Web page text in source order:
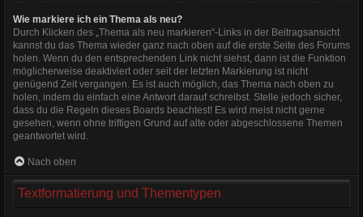
Wie markiere ich ein Thema als neu?
Durch Klicken des „Thema als neu markieren“-Links in der Beitragsansicht
kannst du das Thema wieder ganz nach oben auf die erste Seite des Forums
holen. Wenn du den entsprechenden Link nicht siehst, dann ist die Funktion
möglicherweise deaktiviert oder seit der letzten Markierung ist nicht
genügend Zeit vergangen. Es ist auch möglich, das Thema nach oben zu
holen, indem du einfach eine Antwort darauf schreibst. Stelle jedoch sicher,
dass du die Regeln dieses Boards beachtest! Es wird meist nicht gerne
gesehen, wenn ohne triftigen Grund auf alte oder abgeschlossene Themen
geantwortet wird.
Nach oben
Textformatierung und Thementypen